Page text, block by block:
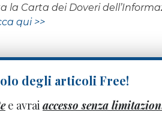
la Carta dei Doveri
qui >>
degli articoli Free!
e avrai accesso senza